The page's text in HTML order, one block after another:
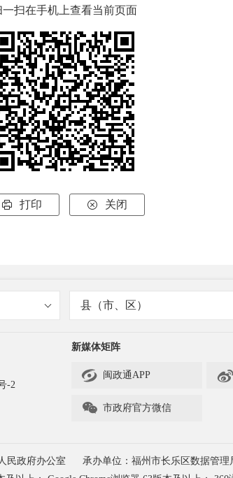
一扫在手机上查看当前页面
 打印  关闭
县（市、区）
-2
新媒体矩阵
 闽政通APP 
 市政府官方微信
民政府办公室
承办单位：福州市长乐区数据管理